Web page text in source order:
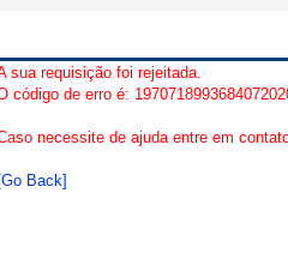
sua requisição foi rejeitada.
código de erro é:
necessite de ajuda entre em
[Go Back]